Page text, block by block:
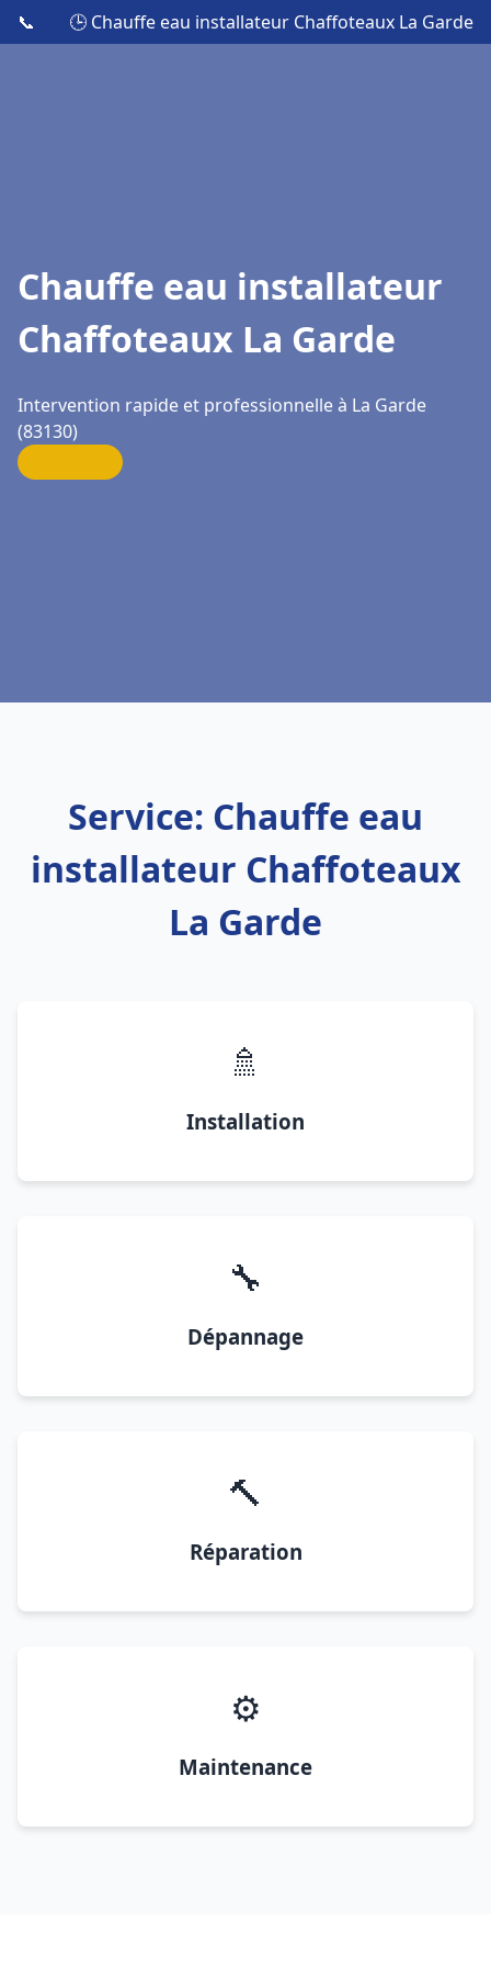
📞 🕒 Chauffe eau installateur Chaffoteaux La Garde
Chauffe eau installateur
Chaffoteaux La Garde
Intervention rapide et professionnelle à La Garde
(83130)
Service: Chauffe eau
installateur Chaffoteaux
La Garde
🚿
Installation
🔧
Dépannage
🔨
Réparation
⚙️
Maintenance